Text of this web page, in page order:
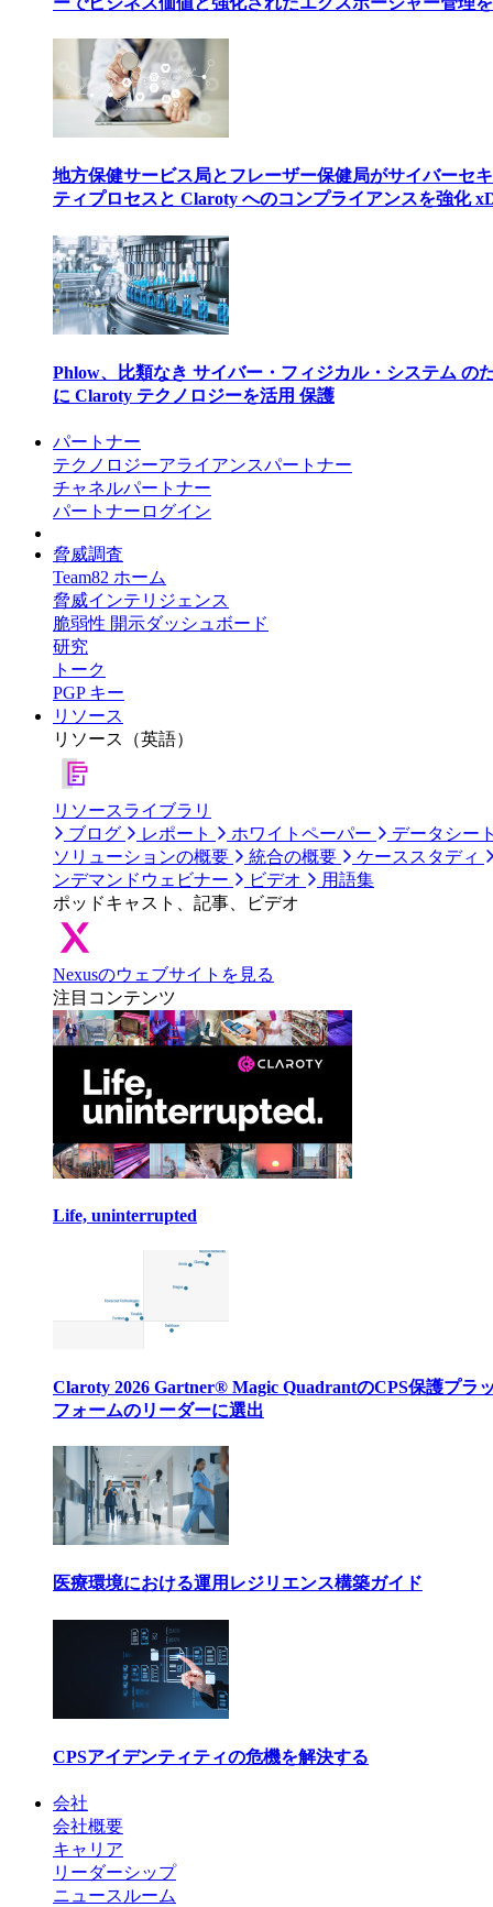
地方保健サービス局とフレーザー保健局がサイバーセ
ティプロセスと Claroty へのコンプライアンスを強化
Phlow、比類なき サイバー・フィジカル・システム の
に Claroty テクノロジーを活用 保護
パートナー
テクノロジーアライアンスパートナー
チャネルパートナー
パートナーログイン
脅威調査
Team82 ホーム
脅威インテリジェンス
脆弱性 開示ダッシュボード
研究
トーク
PGP キー
リソース
リソース（英語）
リソースライブラリ
ブログ
レポート ホワイトペーパー
データシー
ソリューションの概要
統合の概要
ケーススタディ
ンデマンドウェビナー
ビデオ
用語集
ポッドキャスト、記事、ビデオ
Nexusのウェブサイトを見る
注目コンテンツ
Life, uninterrupted
Claroty 2026 Gartner® Magic QuadrantのCPS保護プラ
フォームのリーダーに選出
医療環境における運用レジリエンス構築ガイド
CPSアイデンティティの危機を解決する
会社
会社概要
キャリア
リーダーシップ
ニュースルーム